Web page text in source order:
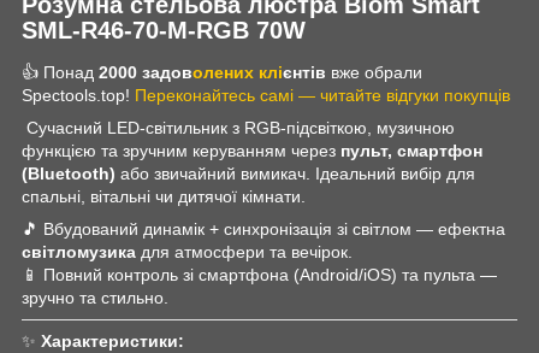
SML-R46-70-M-RGB 70W
👍 Понад 2000 задоволених клієнтів вже обрали
Spectools.top! Переконайтесь самі — читайте відгуки покупців
Сучасний LED-світильник з RGB-підсвіткою, музичною
функцією та зручним керуванням через пульт, смартфон
(Bluetooth) або звичайний вимикач. Ідеальний вибір для
спальні, вітальні чи дитячої кімнати.
🎵 Вбудований динамік + синхронізація зі світлом — ефектна
світломузика для атмосфери та вечірок.
📱 Повний контроль зі смартфона (Android/iOS) та пульта —
зручно та стильно.
✨ Характеристики: